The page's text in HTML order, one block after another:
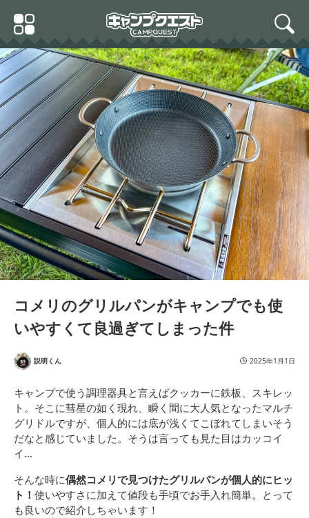
Primary
Menu
search
コメリのグリルパンがキャンプでも使
いやすくて良過ぎてしまった件
説明くん 2025年1月1日
キャンプで使う調理器具と言えばクッカーに鉄板、スキレッ
ト。そこに彗星の如く現れ、瞬く間に大人気となったマルチ
グリドルですが、個人的には底が浅くてこぼれてしまいそう
だなと感じていました。そうは言っても見た目はカッコイ
イ…
そんな時に偶然コメリで見つけたグリルパンが個人的にヒッ
ト！ 使いやすさに加えて値段も手頃でお手入れ簡単。とって
も良いので紹介しちゃいます！